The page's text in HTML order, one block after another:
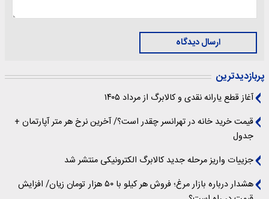
ارسال دیدگاه
پربازدیدترین
آغاز قطع یارانه نقدی و کالابرگ از مرداد ۱۴۰۵
قیمت خرید خانه در تهرانسر چقدر است؟/ آخرین نرخ هر متر آپارتمان +
جدول
جزییات واریز مرحله جدید کالابرگ الکترونیکی منتشر شد
هشدار درباره بازار مرغ؛ فروش هر کیلو با ۵۰ هزار تومان زیان/ افزایش